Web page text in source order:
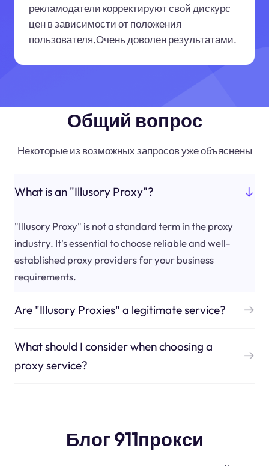
рекламодатели корректируют свой дискурс
цен в зависимости от положения
пользователя.Очень доволен результатами.
Общий вопрос
Некоторые из возможных запросов уже объяснены
What is an "Illusory Proxy"?
"Illusory Proxy" is not a standard term in the proxy
industry. It's essential to choose reliable and well-
established proxy providers for your business
requirements.
Are "Illusory Proxies" a legitimate service?
What should I consider when choosing a
proxy service?
Блог 911прокси